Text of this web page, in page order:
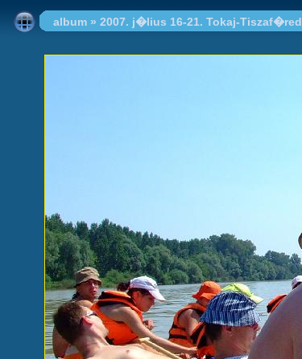
album» 2007. j�lius 16-21. Tokaj-Tiszaf�red